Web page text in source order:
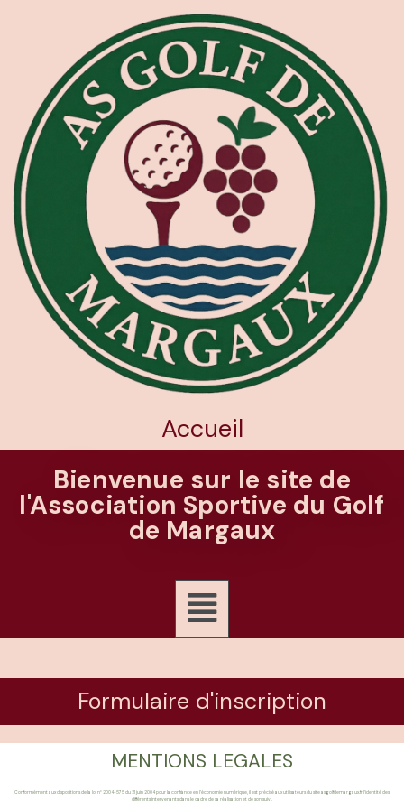
Accueil
Bienvenue sur le site de
l'Association Sportive du Golf
de Margaux
Formulaire d'inscription
MENTIONS LEGALES
Conformément aux dispositions de la loi n° 2004-575 du 21 juin 2004 pour la confiance en l’économie numérique, il est précisé aux utilisateurs du site asgolfdemargaux.fr l’identité des
différents intervenants dans le cadre de sa réalisation et de son suivi.